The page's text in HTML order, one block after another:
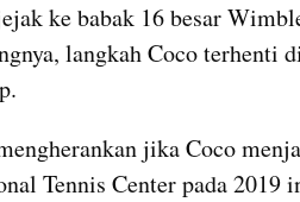
ke babak 16 besar
langkah Coco terhenti
jika Coco
Tennis Center pada 2019